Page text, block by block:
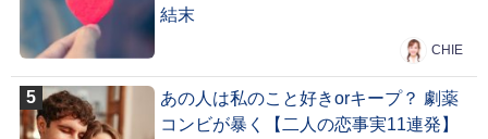
結末
CHIE
あの人は私のこと好きorキープ？ 劇薬
コンビが暴く【二人の恋事実11連発】